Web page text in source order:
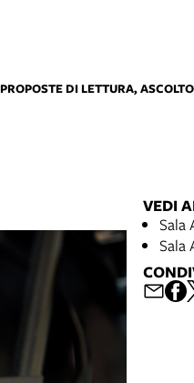
PROPOSTE DI LETTURA,
VEDI
Sala
Sala